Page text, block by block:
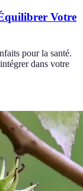
Votre
pour la santé.
dans votre